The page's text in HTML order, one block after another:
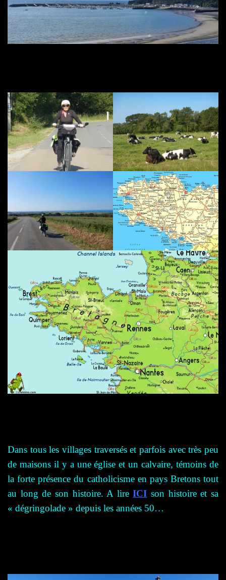
Dans tous les villages traversés et parfois avec très peu
de maisons il y a une église et un calvaire, témoins de
la forteprésencedu catholicisme en pays Bretons tout
au long de son histoire. A lireICI son histoire et sa
« dégringolade » depuis les années 50…